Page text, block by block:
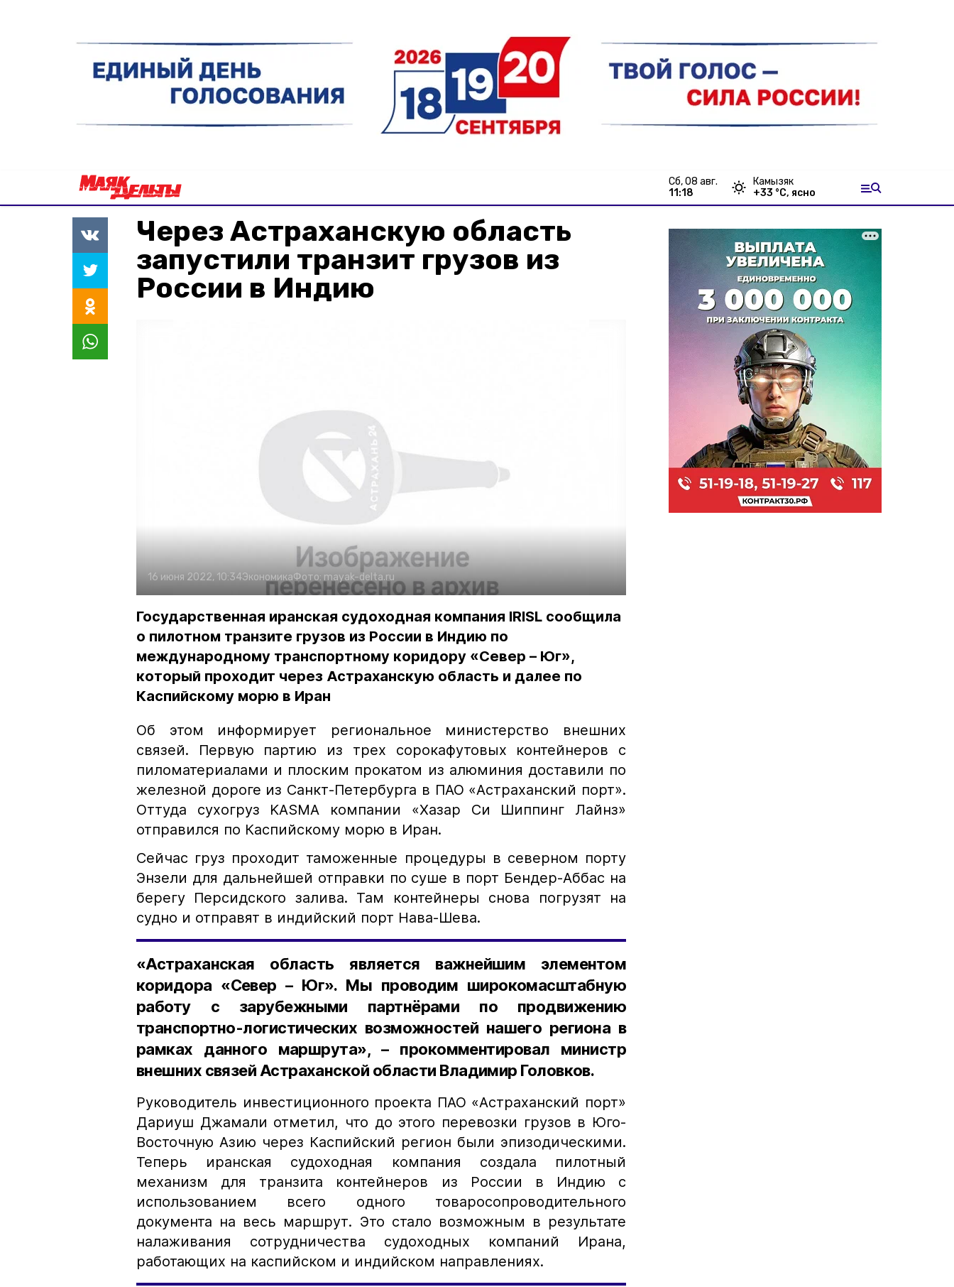
сб, 08 авг.
11:18
Камызяк
+33 °С, ясно
Через Астраханскую область
запустили транзит грузов из
России в Индию
16 июня 2022, 10:34ЭкономикаФото: mayak-delta.ru
Государственная иранская судоходная компания IRISL сообщила
о пилотном транзите грузов из России в Индию по
международному транспортному коридору «Север – Юг»,
который проходит через Астраханскую область и далее по
Каспийскому морю в Иран
Об этом информирует региональное министерство внешних
связей. Первую партию из трех сорокафутовых контейнеров с
пиломатериалами и плоским прокатом из алюминия доставили по
железной дороге из Санкт-Петербурга в ПАО «Астраханский порт».
Оттуда сухогруз KASMA компании «Хазар Си Шиппинг Лайнз»
отправился по Каспийскому морю в Иран.
Сейчас груз проходит таможенные процедуры в северном порту
Энзели для дальнейшей отправки по суше в порт Бендер-Аббас на
берегу Персидского залива. Там контейнеры снова погрузят на
судно и отправят в индийский порт Нава-Шева.
«Астраханская область является важнейшим элементом
коридора «Север – Юг». Мы проводим широкомасштабную
работу с зарубежными партнёрами по продвижению
транспортно-логистических возможностей нашего региона в
рамках данного маршрута», – прокомментировал министр
внешних связей Астраханской области Владимир Головков.
Руководитель инвестиционного проекта ПАО «Астраханский порт»
Дариуш Джамали отметил, что до этого перевозки грузов в Юго-
Восточную Азию через Каспийский регион были эпизодическими.
Теперь иранская судоходная компания создала пилотный
механизм для транзита контейнеров из России в Индию с
использованием всего одного товаросопроводительного
документа на весь маршрут. Это стало возможным в результате
налаживания сотрудничества судоходных компаний Ирана,
работающих на каспийском и индийском направлениях.